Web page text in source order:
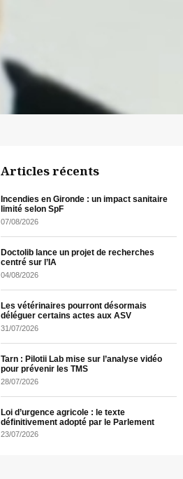
Articles récents
Incendies en Gironde : un impact sanitaire
limité selon SpF
07/08/2026
Doctolib lance un projet de recherches
centré sur l’IA
04/08/2026
Les vétérinaires pourront désormais
déléguer certains actes aux ASV
31/07/2026
Tarn : Pilotii Lab mise sur l’analyse vidéo
pour prévenir les TMS
28/07/2026
Loi d’urgence agricole : le texte
définitivement adopté par le Parlement
23/07/2026